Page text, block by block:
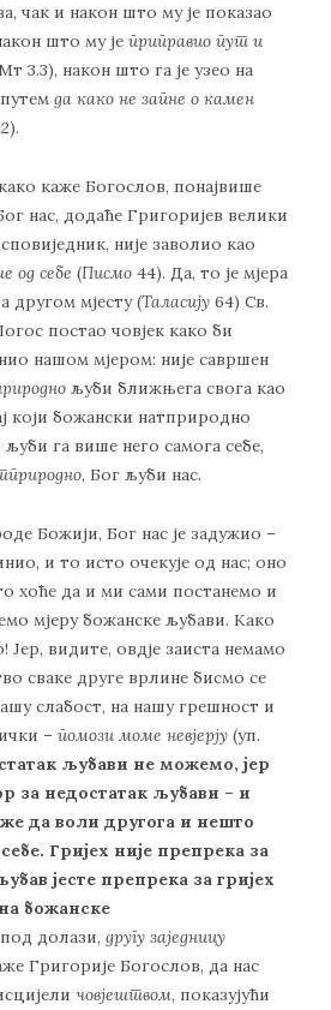
чак и након што му је показао
што му је приправио пут и
3.3), након што га је узео на
да како не запне о камен
каже Богослов, понајвише
нас, додаће Григоријев велики
није заволио као
од себе (Писмо 44). Да, то је мјера
другом мјесту (Таласију 64) Св.
постао човјек како би
нашом мјером: није савршен
љуби ближњега свога као
који божански натприродно
га више него самога себе,
, Бог љуби нас.
Божији, Бог нас је задужио –
и то исто очекује од нас; оно
хоће да и ми сами постанемо и
мјеру божанске љубави. Како
видите, овдје заиста немамо
сваке друге врлине бисмо се
слабост, на нашу грешност и
– помози моме невјерју (уп.
љубави не можемо, јер
за недостатак љубави – и
да воли другога и нешто
Гријех није препрека за
јесте препрека за гријех
божанске
долази, другу заједницу
Григорије Богослов, да нас
човјештвом, показујући